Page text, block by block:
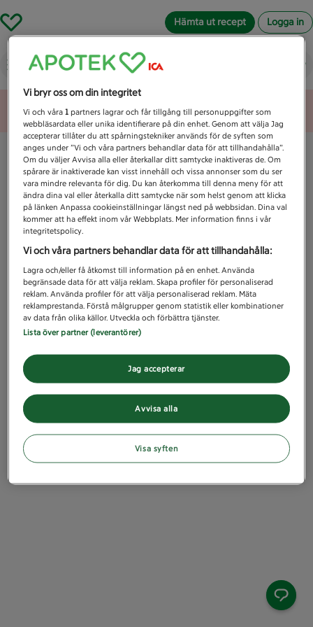
Hämta ut recept Logga in
Vad letar du efter idag?
Unknown error
Vi bryr oss om din integritet
Vi och våra1 partners lagrar och får tillgång till personuppgifter som
webbläsardata eller unika identifierare på din enhet. Genom att välja Jag
accepterar tillåter du att spårningstekniker används för de syften som
anges under ”Vi och våra partners behandlar data för att tillhandahålla”.
Om du väljer Avvisa alla eller återkallar ditt samtycke inaktiveras de. Om
spårare är inaktiverade kan visst innehåll och vissa annonser som du ser
vara mindre relevanta för dig. Du kan återkomma till denna meny för att
ändra dina val eller återkalla ditt samtycke när som helst genom att klicka
på länken Anpassa cookieinställningar längst ned på webbsidan. Dina val
kommer att ha effekt inom vår Webbplats. Mer information finns i vår
integritetspolicy.
Vi och våra partners behandlar data för att tillhandahålla:
Lagra och/eller få åtkomst till information på en enhet. Använda
begränsade data för att välja reklam. Skapa profiler för personaliserad
reklam. Använda profiler för att välja personaliserad reklam. Mäta
reklamprestanda. Förstå målgrupper genom statistik eller kombinationer
av data från olika källor. Utveckla och förbättra tjänster.
Lista över partner (leverantörer)
Avvisa alla
Jag accepterar
Visa syften